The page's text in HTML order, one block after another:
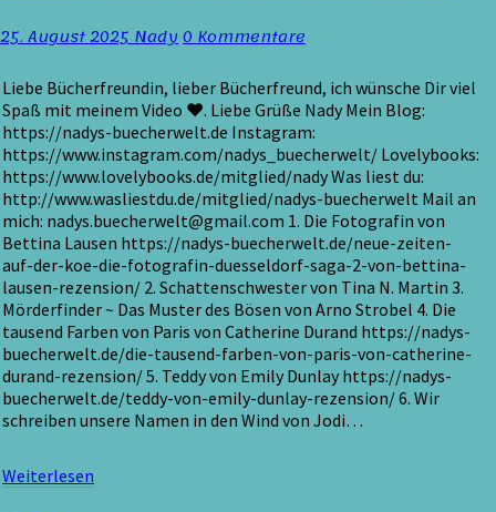
&
2025
25. August 2025NadyKommentare
0 Kommentare
Liebe Bücherfreundin, lieber Bücherfreund, ich wünsche Dir viel
Spaß mit meinem Video ❤️. Liebe Grüße Nady Mein Blog:
https://nadys-buecherwelt.de Instagram:
https://www.instagram.com/nadys_buecherwelt/ Lovelybooks:
https://www.lovelybooks.de/mitglied/nady Was liest du:
http://www.wasliestdu.de/mitglied/nadys-buecherwelt Mail an
mich: nadys.buecherwelt@gmail.com 1. Die Fotografin von
Bettina Lausen https://nadys-buecherwelt.de/neue-zeiten-
auf-der-koe-die-fotografin-duesseldorf-saga-2-von-bettina-
lausen-rezension/ 2. Schattenschwester von Tina N. Martin 3.
Mörderfinder ~ Das Muster des Bösen von Arno Strobel 4. Die
tausend Farben von Paris von Catherine Durand https://nadys-
buecherwelt.de/die-tausend-farben-von-paris-von-catherine-
durand-rezension/ 5. Teddy von Emily Dunlay https://nadys-
buecherwelt.de/teddy-von-emily-dunlay-rezension/ 6. Wir
schreiben unsere Namen in den Wind von Jodi…
Weiterlesen